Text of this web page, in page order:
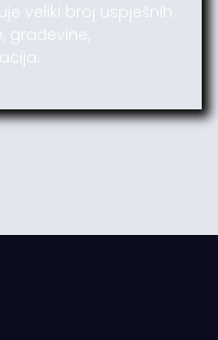
veliki broj uspješnih
građevine,